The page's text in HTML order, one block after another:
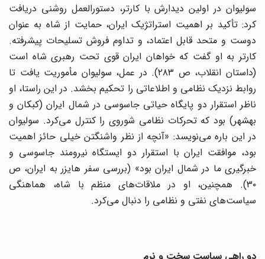
سولیوان در اولین دیدارش با کارتر، دستورالعمل روشنی دریافت
کرد: تأکید بر اهمیت استراتژیک ایران، حمایت از شاه به عنوان
دوست و متحد قابل اعتماد، و تداوم فروش تسلیحات پیشرفته.
کارتر به او گفت که خواهان ایران قوی تحت رهبری شاه است
(داستان انقلاب، ص ۲۸۳). در عمل، سولیوان مأموریت یافت تا
روابط نزدیک نظامی و اطلاعاتی را تحکیم بخشد. در این راستا، او
ناظر استقرار دو پایگاه حیاتی جاسوسی در شمال ایران (کبکان و
بهشهر) بود که تحرکات نظامی شوروی را کنترل می‌کرد. سولیوان
در این باره می‌نویسد: «آنچه از نظر واشنگتن خیلی حائز اهمیت
بود، موافقت ایران با استقرار دو ایستگاه نیرومند جاسوسی و
خبرگیری ما در شمال ایران بود» (بررسی سفر هایزر به ایران، ص
۳۰). همچنین، او در ملاقات‌های منظم با شاه، هماهنگی
سیاست‌های نفتی و نظامی را دنبال می‌کرد.